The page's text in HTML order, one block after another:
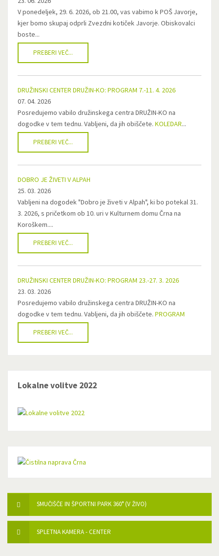
V ponedeljek, 29. 6. 2026, ob 21.00, vas vabimo k POŠ Javorje,
kjer bomo skupaj odprli Zvezdni kotiček Javorje. Obiskovalci
boste...
PREBERI VEČ...
DRUŽINSKI CENTER DRUŽIN-KO: PROGRAM 7.-11. 4. 2026
07. 04. 2026
Posredujemo vabilo družinskega centra DRUŽIN-KO na
dogodke v tem tednu. Vabljeni, da jih obiščete. KOLEDAR...
PREBERI VEČ...
DOBRO JE ŽIVETI V ALPAH
25. 03. 2026
Vabljeni na dogodek "Dobro je živeti v Alpah", ki bo potekal 31.
3. 2026, s pričetkom ob 10. uri v Kulturnem domu Črna na
Koroškem....
PREBERI VEČ...
DRUŽINSKI CENTER DRUŽIN-KO: PROGRAM 23.-27. 3. 2026
23. 03. 2026
Posredujemo vabilo družinskega centra DRUŽIN-KO na
dogodke v tem tednu. Vabljeni, da jih obiščete. PROGRAM
PREBERI VEČ...
Lokalne volitve 2022
SMUČIŠČE IN ŠPORTNI PARK 360° (V ŽIVO)
SPLETNA KAMERA - CENTER